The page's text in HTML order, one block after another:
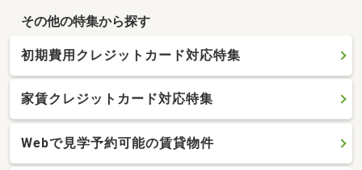
その他の特集から探す
初期費用クレジットカード対応特集
家賃クレジットカード対応特集
Webで見学予約可能の賃貸物件